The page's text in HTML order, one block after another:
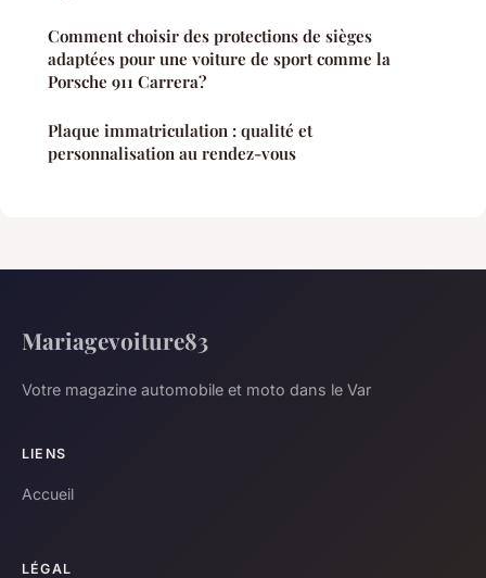
Comment choisir des protections de sièges
adaptées pour une voiture de sport comme la
Porsche 911 Carrera?
Plaque immatriculation : qualité et
personnalisation au rendez-vous
Mariagevoiture83
Votre magazine automobile et moto dans le Var
LIENS
Accueil
LÉGAL